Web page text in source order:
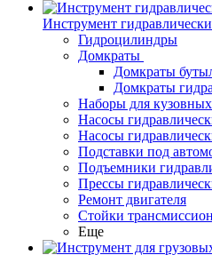
Инструмент
Гидроцилиндры
Домкраты
Домкраты
Домкраты
Наборы для
Насосы
Насосы
Подставки под
Подъемники
Прессы
Ремонт двигателя
Стойки
Еще